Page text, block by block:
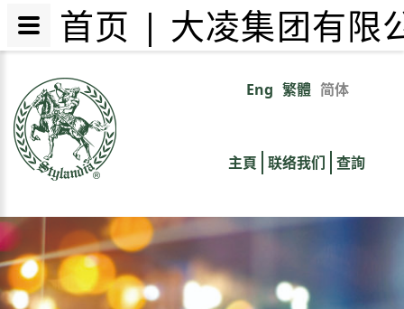
主
Eng 繁體 简体
links
主頁 联络我们 查詢
首页 | 大凌集团有限